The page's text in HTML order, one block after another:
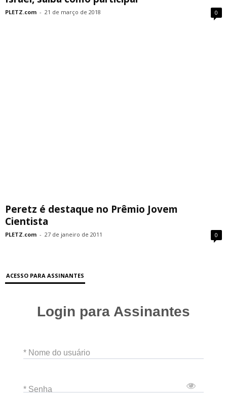
PLETZ.com - 21 de março de 2018 0
Peretz é destaque no Prêmio Jovem
Cientista
PLETZ.com - 27 de janeiro de 2011 0
ACESSO PARA ASSINANTES
Login para Assinantes
* Nome do usuário
* Senha